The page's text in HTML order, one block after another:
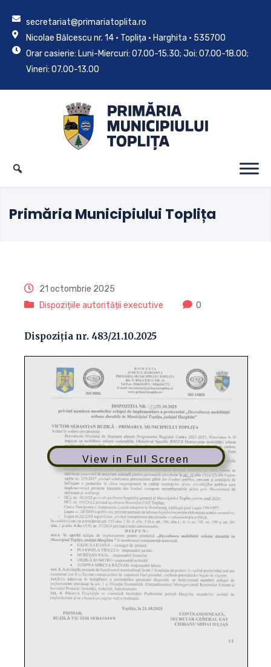
secretariat@primariatoplita.ro
Nicolae Bălcescu nr. 14 • Toplița • Harghita • 535700
Orar casierie: Luni-Miercuri: 07.00-15.30; Joi: 07.00-18.00;
Vineri: 07.00-13.00
Primăria Municipiului Toplița
21 octombrie 2025
Dispozițiile autorității executive
0
Dispoziția nr. 483/21.10.2025
View in Full Screen